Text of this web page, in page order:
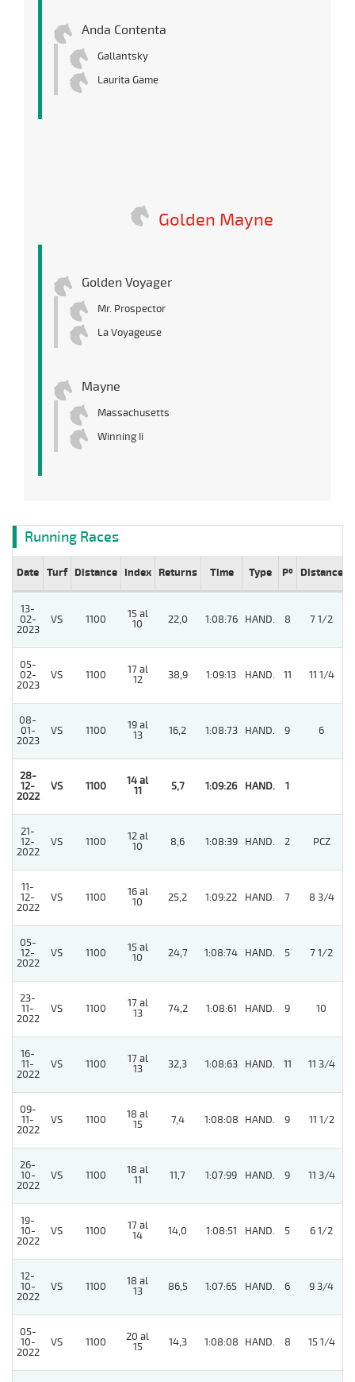
Anda Contenta
Gallantsky
Laurita Game
Golden Mayne
Golden Voyager
Mr. Prospector
La Voyageuse
Mayne
Massachusetts
Winning Ii
Running Races
Date Turf Distance Index Returns Time Type Pº Distance
13-
02-
2023
VS 1100
15 al
10
22,0 1:08:76 HAND. 8 7 1/2
05-
02-
2023
VS 1100
17 al
12
38,9 1:09:13 HAND. 11 11 1/4
08-
01-
2023
VS 1100
19 al
13
16,2 1:08:73 HAND. 9 6
28-
12-
2022
VS 1100
14 al
11
5,7 1:09:26 HAND. 1
21-
12-
2022
VS 1100
12 al
10
8,6 1:08:39 HAND. 2 PCZ
11-
12-
2022
VS 1100
16 al
10
25,2 1:09:22 HAND. 7 8 3/4
05-
12-
2022
VS 1100
15 al
10
24,7 1:08:74 HAND. 5 7 1/2
23-
11-
2022
VS 1100
17 al
13
74,2 1:08:61 HAND. 9 10
16-
11-
2022
VS 1100
17 al
13
32,3 1:08:63 HAND. 11 11 3/4
09-
11-
2022
VS 1100
18 al
15
7,4 1:08:08 HAND. 9 11 1/2
26-
10-
2022
VS 1100
18 al
11
11,7 1:07:99 HAND. 9 11 3/4
19-
10-
2022
VS 1100
17 al
14
14,0 1:08:51 HAND. 5 6 1/2
12-
10-
2022
VS 1100
18 al
13
86,5 1:07:65 HAND. 6 9 3/4
05-
10-
2022
VS 1100
20 al
15
14,3 1:08:08 HAND. 8 15 1/4